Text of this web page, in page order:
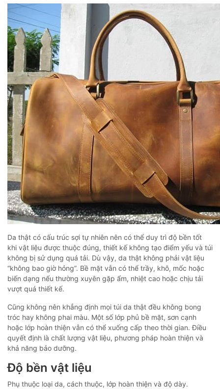
Da thật có cấu trúc sợi tự nhiên nên có thể duy trì độ bền tốt
khi vật liệu được thuộc đúng, thiết kế không tạo điểm yếu và túi
không bị sử dụng quá tải. Dù vậy, da thật không phải vật liệu
“không bao giờ hỏng”. Bề mặt vẫn có thể trầy, khô, mốc hoặc
biến dạng nếu thường xuyên gặp ẩm, nhiệt cao hoặc chịu tải
vượt quá thiết kế.
Cũng không nên khẳng định mọi túi da thật đều không bong
tróc hay không phai màu. Một số lớp phủ bề mặt, sơn cạnh
hoặc lớp hoàn thiện vẫn có thể xuống cấp theo thời gian. Điều
quyết định là chất lượng vật liệu, phương pháp hoàn thiện và
khả năng bảo dưỡng.
Độ bền vật liệu
Phụ thuộc loại da, cách thuộc, lớp hoàn thiện và độ dày.